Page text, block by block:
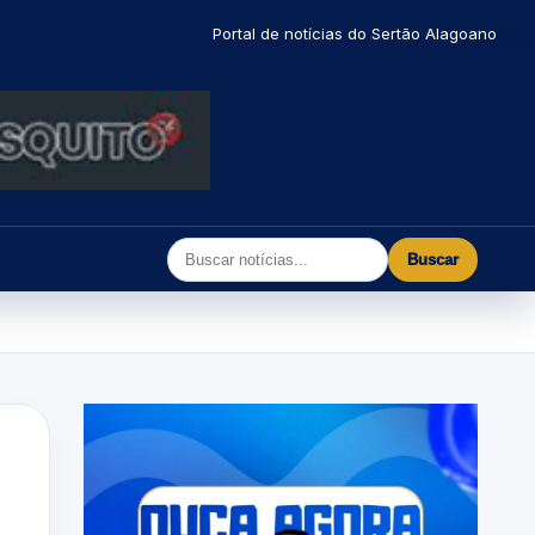
Portal de notícias do Sertão Alagoano
Buscar